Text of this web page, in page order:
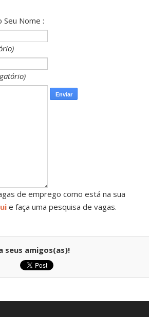
Seu Nome :
de emprego como está na sua
e faça uma pesquisa de vagas.
seus amigos(as)!